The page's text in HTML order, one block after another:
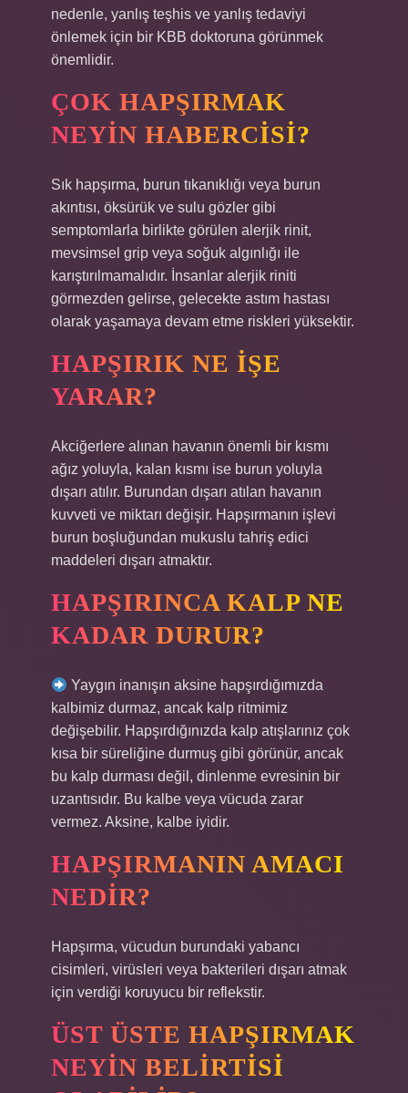
nedenle, yanlış teşhis ve yanlış tedaviyi
önlemek için bir KBB doktoruna görünmek
önemlidir.
ÇOK HAPŞIRMAK
NEYIN HABERCISI?
Sık hapşırma, burun tıkanıklığı veya burun
akıntısı, öksürük ve sulu gözler gibi
semptomlarla birlikte görülen alerjik rinit,
mevsimsel grip veya soğuk algınlığı ile
karıştırılmamalıdır. İnsanlar alerjik riniti
görmezden gelirse, gelecekte astım hastası
olarak yaşamaya devam etme riskleri yüksektir.
HAPŞIRIK NE IŞE
YARAR?
Akciğerlere alınan havanın önemli bir kısmı
ağız yoluyla, kalan kısmı ise burun yoluyla
dışarı atılır. Burundan dışarı atılan havanın
kuvveti ve miktarı değişir. Hapşırmanın işlevi
burun boşluğundan mukuslu tahriş edici
maddeleri dışarı atmaktır.
HAPŞIRINCA KALP NE
KADAR DURUR?
Yaygın inanışın aksine hapşırdığımızda
kalbimiz durmaz, ancak kalp ritmimiz
değişebilir. Hapşırdığınızda kalp atışlarınız çok
kısa bir süreliğine durmuş gibi görünür, ancak
bu kalp durması değil, dinlenme evresinin bir
uzantısıdır. Bu kalbe veya vücuda zarar
vermez. Aksine, kalbe iyidir.
HAPŞIRMANIN AMACI
NEDIR?
Hapşırma, vücudun burundaki yabancı
cisimleri, virüsleri veya bakterileri dışarı atmak
için verdiği koruyucu bir reflekstir.
ÜST ÜSTE HAPŞIRMAK
NEYIN BELIRTISI